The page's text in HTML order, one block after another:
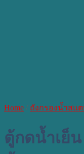
Home / ถังกรองน้ำสแ
ตู้กดน้ำเย็